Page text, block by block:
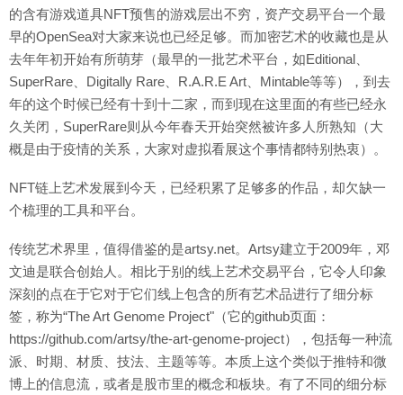
的含有游戏道具NFT预售的游戏层出不穷，资产交易平台一个最
早的OpenSea对大家来说也已经足够。而加密艺术的收藏也是从
去年年初开始有所萌芽（最早的一批艺术平台，如Editional、
SuperRare、Digitally Rare、R.A.R.E Art、Mintable等等），到去
年的这个时候已经有十到十二家，而到现在这里面的有些已经永
久关闭，SuperRare则从今年春天开始突然被许多人所熟知（大
概是由于疫情的关系，大家对虚拟看展这个事情都特别热衷）。
NFT链上艺术发展到今天，已经积累了足够多的作品，却欠缺一
个梳理的工具和平台。
传统艺术界里，值得借鉴的是artsy.net。Artsy建立于2009年，邓
文迪是联合创始人。相比于别的线上艺术交易平台，它令人印象
深刻的点在于它对于它们线上包含的所有艺术品进行了细分标
签，称为“The Art Genome Project"（它的github页面：
https://github.com/artsy/the-art-genome-project），包括每一种流
派、时期、材质、技法、主题等等。本质上这个类似于推特和微
博上的信息流，或者是股市里的概念和板块。有了不同的细分标